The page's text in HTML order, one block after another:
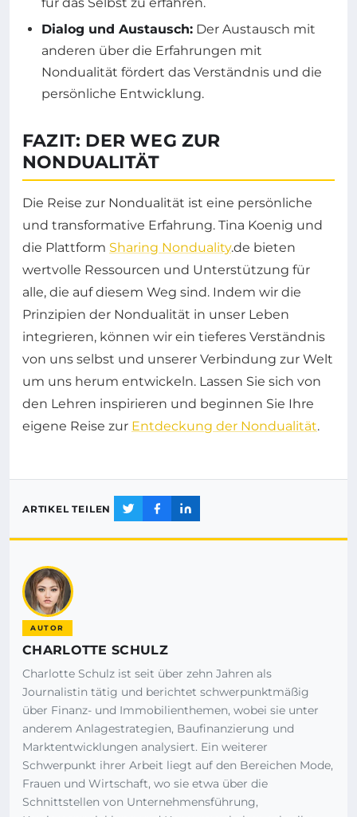
Dialog und Austausch: Der Austausch mit
anderen über die Erfahrungen mit
Nondualität fördert das Verständnis und die
persönliche Entwicklung.
FAZIT: DER WEG ZUR
NONDUALITÄT
Die Reise zur Nondualität ist eine persönliche
und transformative Erfahrung. Tina Koenig und
die Plattform Sharing Nonduality.de bieten
wertvolle Ressourcen und Unterstützung für
alle, die auf diesem Weg sind. Indem wir die
Prinzipien der Nondualität in unser Leben
integrieren, können wir ein tieferes Verständnis
von uns selbst und unserer Verbindung zur Welt
um uns herum entwickeln. Lassen Sie sich von
den Lehren inspirieren und beginnen Sie Ihre
eigene Reise zur Entdeckung der Nondualität.
ARTIKEL TEILEN
AUTOR
CHARLOTTE SCHULZ
Charlotte Schulz ist seit über zehn Jahren als
Journalistin tätig und berichtet schwerpunktmäßig
über Finanz- und Immobilienthemen, wobei sie unter
anderem Anlagestrategien, Baufinanzierung und
Marktentwicklungen analysiert. Ein weiterer
Schwerpunkt ihrer Arbeit liegt auf den Bereichen Mode,
Frauen und Wirtschaft, wo sie etwa über die
Schnittstellen von Unternehmensführung,